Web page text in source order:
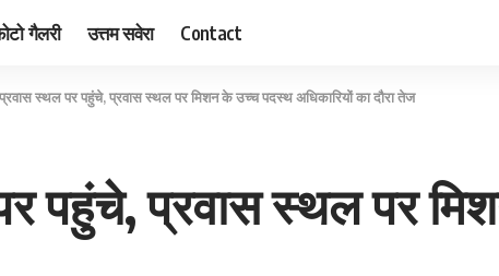
गैलरी उत्तम सवेरा Contact
प्रवास स्थल पर पहुंचे, प्रवास स्थल पर मिशन के उच्च पदस्थ अधिकारियों का दौरा तेज
पहुंचे, प्रवास स्थल पर